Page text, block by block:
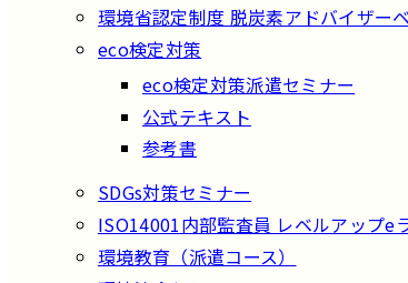
環境省認定制度 脱炭素アドバイザー
eco検定対策
eco検定対策派遣セミナー
公式テキスト
参考書
SDGs対策セミナー
ISO14001内部監査員 レベルアップe
環境教育（派遣コース）